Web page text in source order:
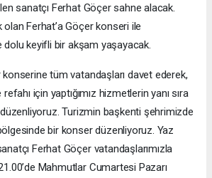
sanatçı Ferhat Göçer sahne alacak.
olan Ferhat’a Göçer konseri ile
keyifli bir akşam yaşayacak.
tüm vatandaşları davet ederek,
refahı için yaptığımız hizmetlerin yanı sıra
Turizmin başkenti şehrimizde
bir konser düzenliyoruz. Yaz
Ferhat Göçer vatandaşlarımızla
Mahmutlar Cumartesi Pazarı